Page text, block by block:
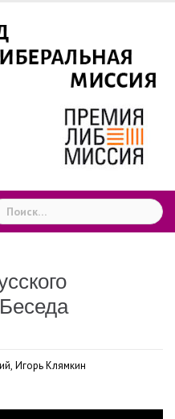
, Игорь Клямкин